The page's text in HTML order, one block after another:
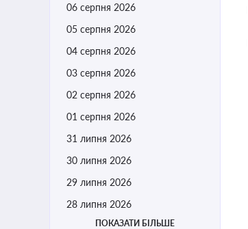
06 серпня 2026
05 серпня 2026
04 серпня 2026
03 серпня 2026
02 серпня 2026
01 серпня 2026
31 липня 2026
30 липня 2026
29 липня 2026
28 липня 2026
ПОКАЗАТИ БІЛЬШЕ